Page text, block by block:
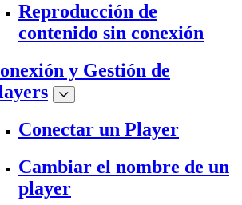
Reproducción de
contenido sin conexión
y Gestión de
Conectar un Player
Cambiar el nombre de un
player